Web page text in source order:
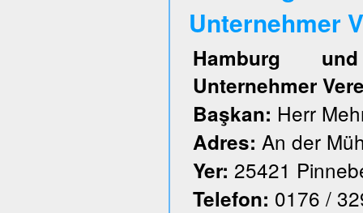
Unternehmer
Hamburg und
Unternehmer
Başkan: Herr
Adres: An der
Yer: 25421
Telefon: 0176 /